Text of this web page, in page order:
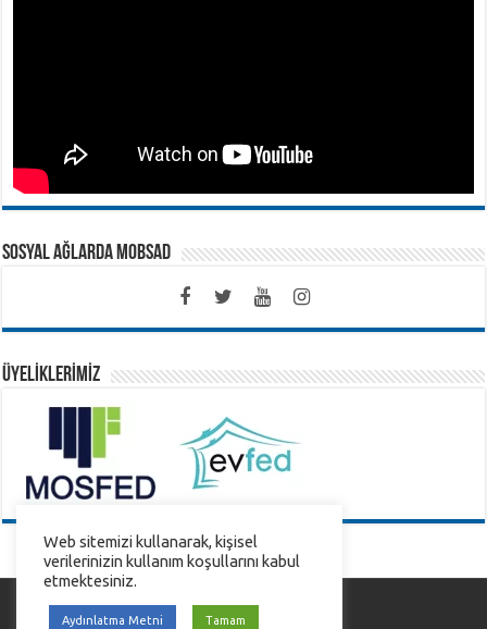
SOSYAL AĞLARDA MOBSAD
ÜYELİKLERİMİZ
bySekiz Net
Web sitemizi kullanarak, kişisel
verilerinizin kullanım koşullarını kabul
etmektesiniz.
Aydınlatma Metni Tamam